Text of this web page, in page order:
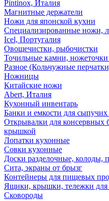
Pintinox, Италия
Магнитные держатели
Ножи для японской кухни
Специализированные ножи,
Icel, Португалия
Овощечистки, рыбочистки
Точильные камни,
Разное (Кольчужные
Ножницы
Китайские ножи
Abert, Италия
Кухонный инвентарь
Банки и емкости для сыпучих
Открывалки для консервных
крышкой
Лопатки кухонные
Совки кухонные
Доски разделочные, колоды,
Сита, экраны от брызг
Контейнеры для пищевых
Ящики, крышки, тележки для
Сковороды